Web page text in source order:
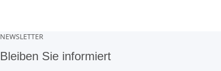
NEWSLETTER
Bleiben Sie informiert